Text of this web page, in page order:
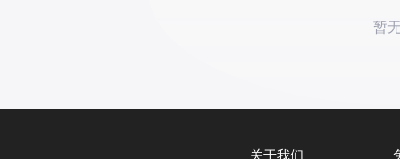
暂
关于我们